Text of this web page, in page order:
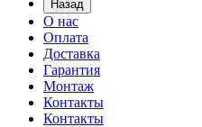
Назад
О нас
Оплата
Доставка
Гарантия
Монтаж
Контакты
Контакты